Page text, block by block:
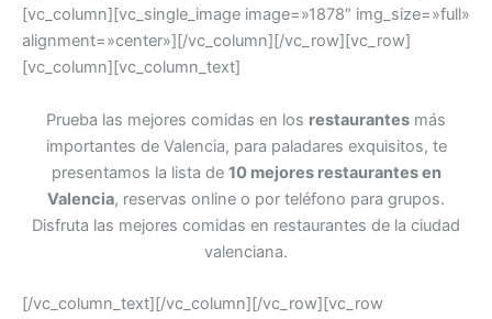
[vc_column][vc_single_image image=»1878″ img_size=»full»
alignment=»center»][/vc_column][/vc_row][vc_row]
[vc_column][vc_column_text]
Prueba las mejores comidas en los restaurantes más
importantes de Valencia, para paladares exquisitos, te
presentamos la lista de 10 mejores restaurantes en
Valencia, reservas online o por teléfono para grupos.
Disfruta las mejores comidas en restaurantes de la ciudad
valenciana.
[/vc_column_text][/vc_column][/vc_row][vc_row